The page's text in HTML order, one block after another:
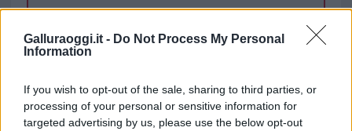
Galluraoggi.it - Do Not Process My Personal
Information
If you wish to opt-out of the sale, sharing to third parties, or
processing of your personal or sensitive information for
targeted advertising by us, please use the below opt-out
Sei già abbonato?
sezioneLogindal menù del sito o
cliccandoqui